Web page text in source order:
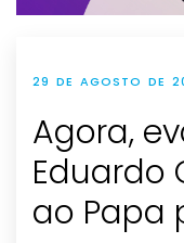
29 DE AGOSTO DE
Agora,
Eduardo
ao Papa